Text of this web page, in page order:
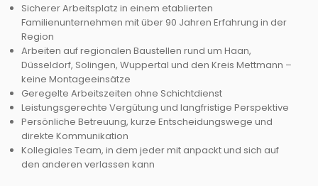
Sicherer Arbeitsplatz in einem etablierten
Familienunternehmen mit über 90 Jahren Erfahrung in der
Region​
Arbeiten auf regionalen Baustellen rund um Haan,
Düsseldorf, Solingen, Wuppertal und den Kreis Mettmann –
keine Montageeinsätze
Geregelte Arbeitszeiten ohne Schichtdienst
Leistungsgerechte Vergütung und langfristige Perspektive
Persönliche Betreuung, kurze Entscheidungswege und
direkte Kommunikation
Kollegiales Team, in dem jeder mit anpackt und sich auf
den anderen verlassen kann